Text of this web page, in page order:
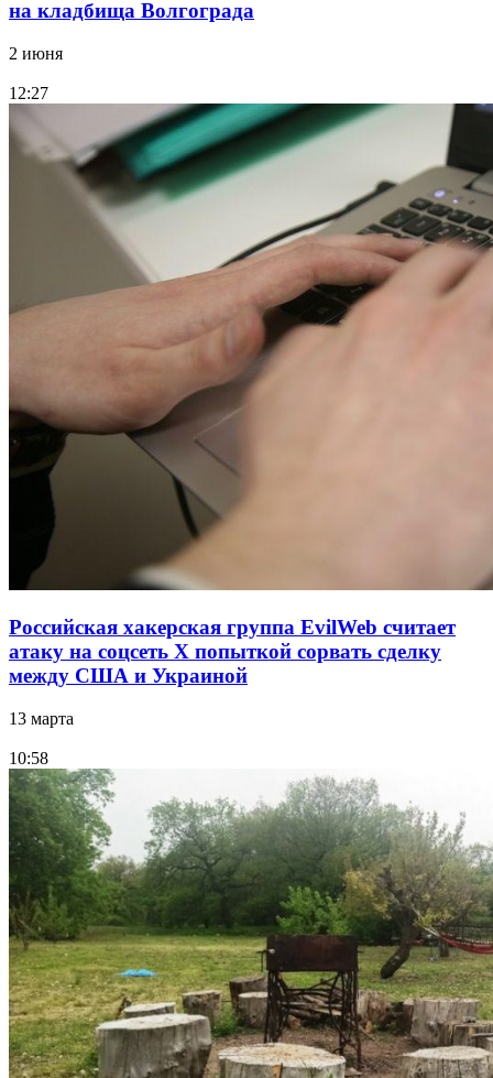
на кладбища Волгограда
2 июня
12:27
Российская хакерская группа EvilWeb считает
атаку на соцсеть Х попыткой сорвать сделку
между США и Украиной
13 марта
10:58